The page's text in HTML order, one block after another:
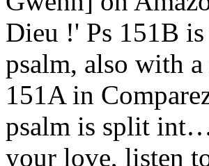
Dieu !' Ps 151B
psalm, also with
151A in
psalm is split
your love, listen